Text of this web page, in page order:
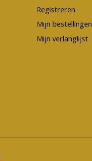
Registreren
Mijn bestellingen
Mijn verlanglijst